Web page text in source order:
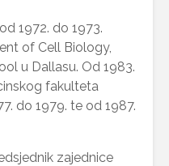
1972. do 1973.
of Cell Biology,
u Dallasu. Od 1983.
fakulteta
do 1979. te od 1987.
zajednice